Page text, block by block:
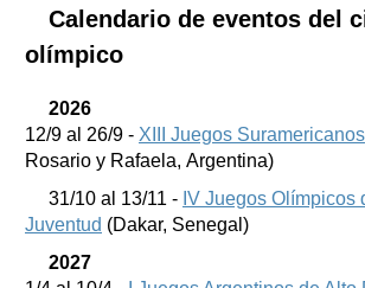
Calendario de eventos del
olímpico
2026
12/9 al 26/9 - XIII Juegos Suramericanos
Rosario y Rafaela, Argentina)
31/10 al 13/11 - IV Juegos Olímpicos
Juventud (Dakar, Senegal)
2027